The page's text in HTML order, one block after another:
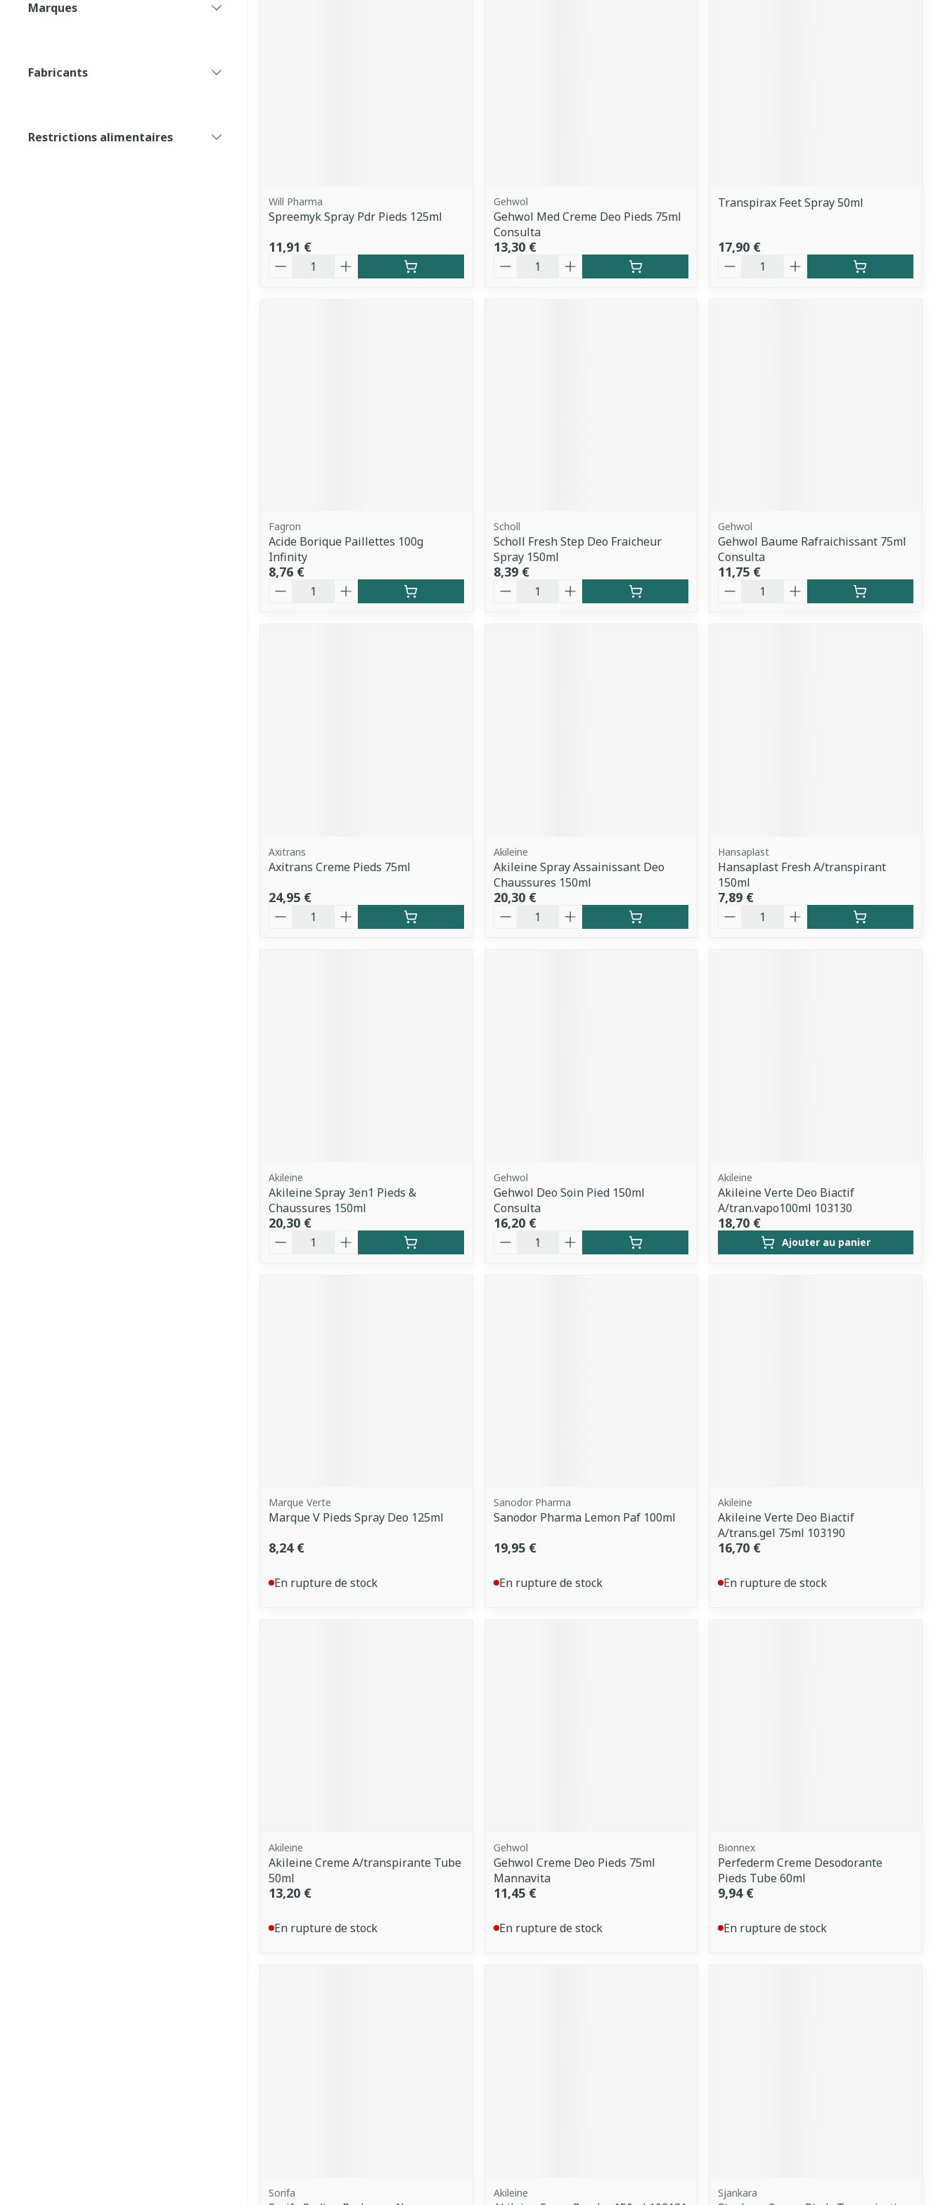
Marques
Fabricants
Restrictions alimentaires
Will Pharma
Spreemyk Spray Pdr Pieds 125ml
11,91 €
Quantité
Gehwol
Gehwol Med Creme Deo Pieds 75ml
Consulta
13,30 €
Quantité
Transpirax Feet Spray 50ml
17,90 €
Quantité
Fagron
Acide Borique Paillettes 100g
Infinity
8,76 €
Quantité
Scholl
Scholl Fresh Step Deo Fraicheur
Spray 150ml
8,39 €
Quantité
Gehwol
Gehwol Baume Rafraichissant 75ml
Consulta
11,75 €
Quantité
Axitrans
Axitrans Creme Pieds 75ml
24,95 €
Quantité
Akileine
Akileine Spray Assainissant Deo
Chaussures 150ml
20,30 €
Quantité
Hansaplast
Hansaplast Fresh A/transpirant
150ml
7,89 €
Quantité
Akileine
Akileine Spray 3en1 Pieds &
Chaussures 150ml
20,30 €
Quantité
Gehwol
Gehwol Deo Soin Pied 150ml
Consulta
16,20 €
Quantité
Akileine
Akileine Verte Deo Biactif
A/tran.vapo100ml 103130
18,70 €
Ajouter au panier
Marque Verte
Marque V Pieds Spray Deo 125ml
8,24 €
En rupture de stock
Sanodor Pharma
Sanodor Pharma Lemon Paf 100ml
19,95 €
En rupture de stock
Akileine
Akileine Verte Deo Biactif
A/trans.gel 75ml 103190
16,70 €
En rupture de stock
Akileine
Akileine Creme A/transpirante Tube
50ml
13,20 €
En rupture de stock
Gehwol
Gehwol Creme Deo Pieds 75ml
Mannavita
11,45 €
En rupture de stock
Bionnex
Perfederm Creme Desodorante
Pieds Tube 60ml
9,94 €
En rupture de stock
Sorifa Akileine Sjankara